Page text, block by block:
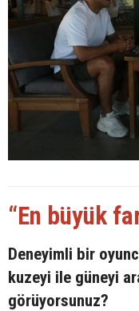
“En büyük
Deneyimli bir
kuzeyi ile güneyi
görüyorsunuz?